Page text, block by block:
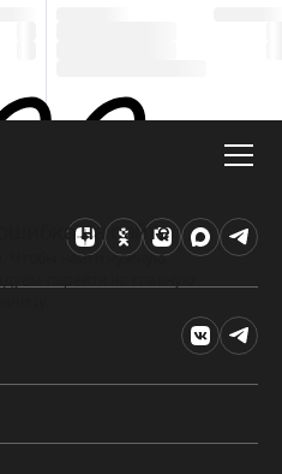
на сайте
Чтобы найти нужную